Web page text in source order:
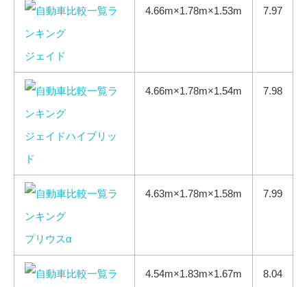
ジェイド
4.66m×1.78m×1.53m 7.97
ジェイドハイブリッ
ド
4.66m×1.78m×1.54m 7.98
プリウスα
4.63m×1.78m×1.58m 7.99
4.54m×1.83m×1.67m 8.04